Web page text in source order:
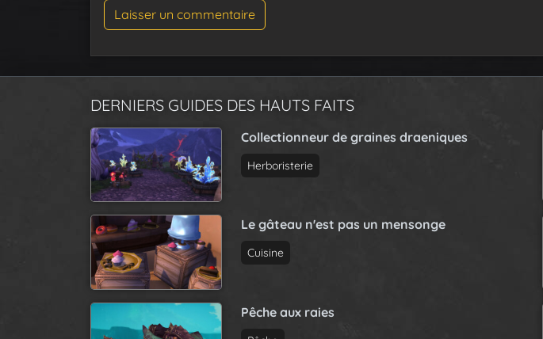
DERNIERS GUIDES DES HAUTS FAITS
Collectionneur de graines draeniques
Herboristerie
Le gâteau n'est pas un mensonge
Cuisine
Pêche aux raies